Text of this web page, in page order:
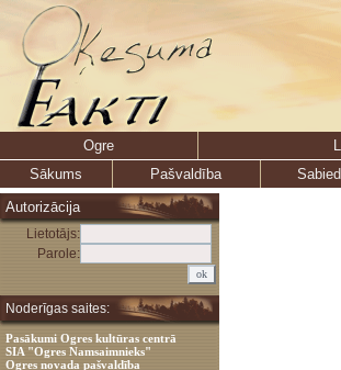
Ogre
Sākums
Pašvaldība
Autorizācija
Lietotājs:
Parole:
Noderīgas saites:
Pasākumi Ogres kultūras centrā
SIA "Ogres Namsaimnieks"
Ogres novada pašvaldība